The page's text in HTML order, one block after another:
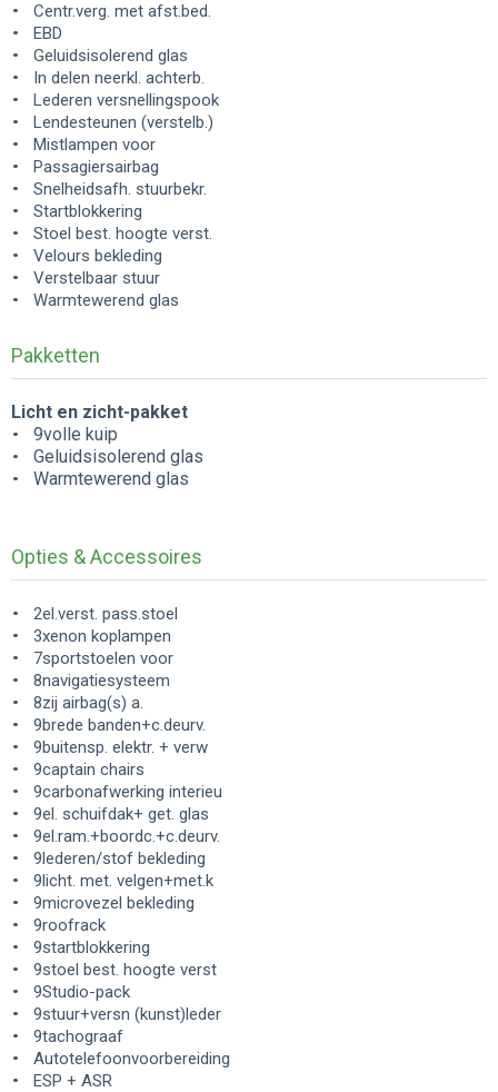
Centr.verg. met afst.bed.
EBD
Geluidsisolerend glas
In delen neerkl. achterb.
Lederen versnellingspook
Lendesteunen (verstelb.)
Mistlampen voor
Passagiersairbag
Snelheidsafh. stuurbekr.
Startblokkering
Stoel best. hoogte verst.
Velours bekleding
Verstelbaar stuur
Warmtewerend glas
Pakketten
Licht en zicht-pakket
9volle kuip
Geluidsisolerend glas
Warmtewerend glas
Opties & Accessoires
2el.verst. pass.stoel
3xenon koplampen
7sportstoelen voor
8navigatiesysteem
8zij airbag(s) a.
9brede banden+c.deurv.
9buitensp. elektr. + verw
9captain chairs
9carbonafwerking interieu
9el. schuifdak+ get. glas
9el.ram.+boordc.+c.deurv.
9lederen/stof bekleding
9licht. met. velgen+met.k
9microvezel bekleding
9roofrack
9startblokkering
9stoel best. hoogte verst
9Studio-pack
9stuur+versn (kunst)leder
9tachograaf
Autotelefoonvoorbereiding
ESP + ASR